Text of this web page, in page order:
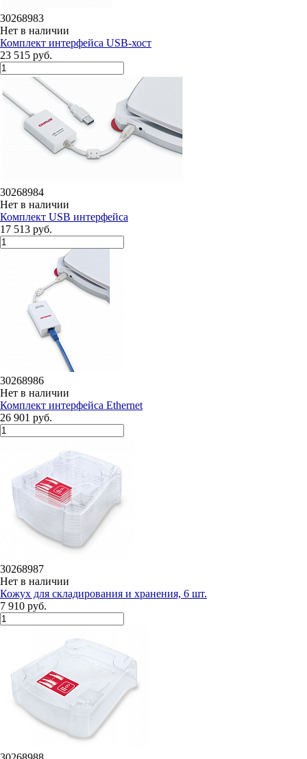
30268983
Нет в наличии
Комплект интерфейса USB-хост
23 515 руб.
30268984
Нет в наличии
Комплект USB интерфейса
17 513 руб.
30268986
Нет в наличии
Комплект интерфейса Ethernet
26 901 руб.
30268987
Нет в наличии
Кожух для складирования и хранения, 6 шт.
7 910 руб.